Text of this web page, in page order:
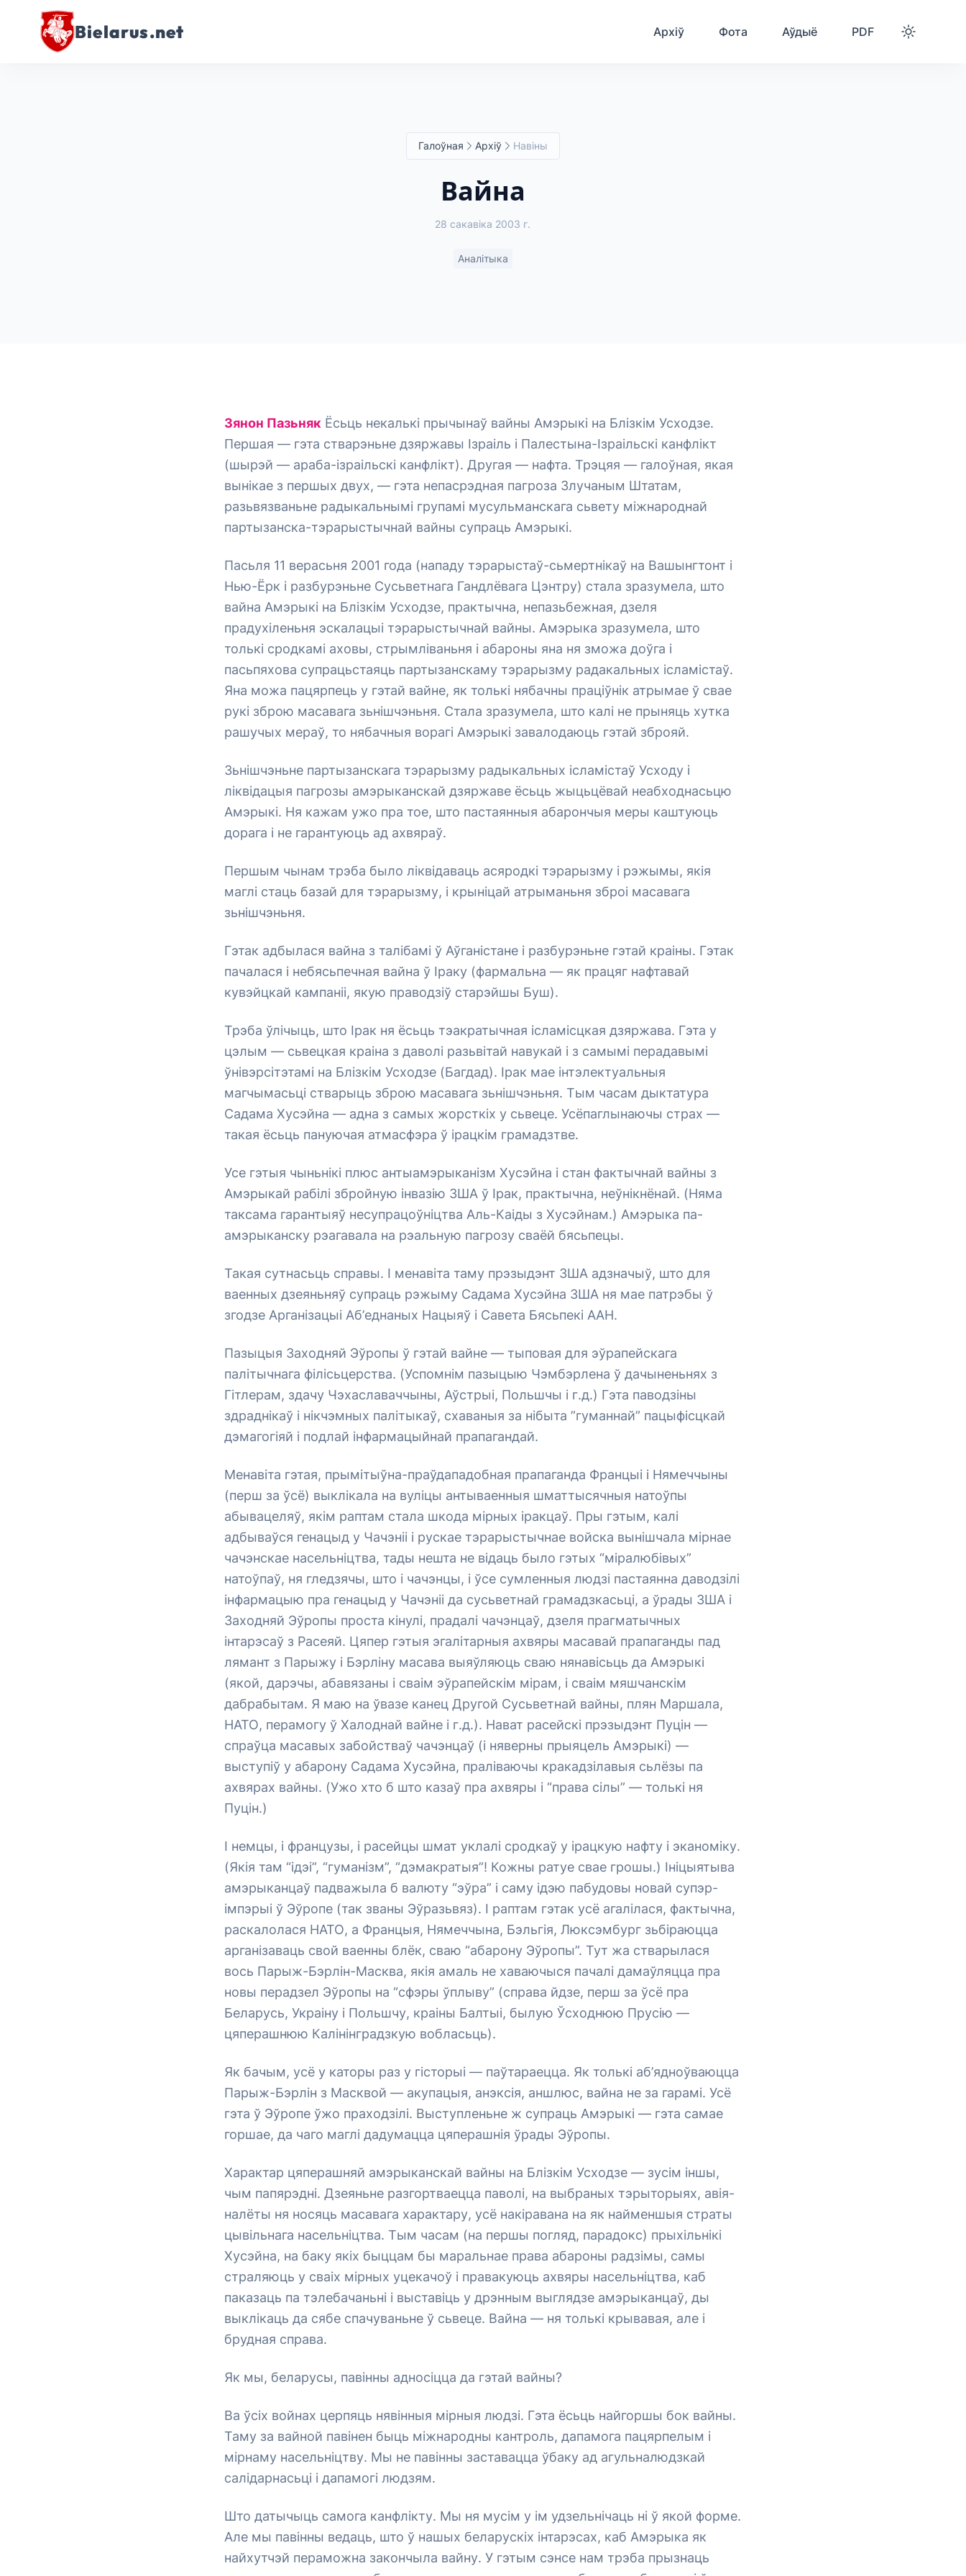
Bielarus.net Архіў Фота Аўдыё PDF
Галоўная Архіў Навіны
Вайна
28 сакавіка 2003 г.
Аналітыка
Зянон Пазьняк Ёсьць некалькі прычынаў вайны Амэрыкі на Блізкім Усходзе.
Першая — гэта стварэньне дзяржавы Ізраіль і Палестына-Ізраільскі канфлікт
(шырэй — араба-ізраільскі канфлікт). Другая — нафта. Трэцяя — галоўная, якая
вынікае з першых двух, — гэта непасрэдная пагроза Злучаным Штатам,
разьвязваньне радыкальнымі групамі мусульманскага сьвету міжнароднай
партызанска-тэрарыстычнай вайны супраць Амэрыкі.
Пасьля 11 верасьня 2001 года (нападу тэрарыстаў-сьмертнікаў на Вашынгтонт і
Нью-Ёрк і разбурэньне Сусьветнага Гандлёвага Цэнтру) стала зразумела, што
вайна Амэрыкі на Блізкім Усходзе, практычна, непазьбежная, дзеля
прадухіленьня эскалацыі тэрарыстычнай вайны. Амэрыка зразумела, што
толькі сродкамі аховы, стрымліваньня і абароны яна ня зможа доўга і
пасьпяхова супрацьстаяць партызанскаму тэрарызму радакальных ісламістаў.
Яна можа пацярпець у гэтай вайне, як толькі нябачны праціўнік атрымае ў свае
рукі зброю масавага зьнішчэньня. Стала зразумела, што калі не прыняць хутка
рашучых мераў, то нябачныя ворагі Амэрыкі завалодаюць гэтай зброяй.
Зьнішчэньне партызанскага тэрарызму радыкальных ісламістаў Усходу і
ліквідацыя пагрозы амэрыканскай дзяржаве ёсьць жыцьцёвай неабходнасьцю
Амэрыкі. Ня кажам ужо пра тое, што пастаянныя абарончыя меры каштуюць
дорага і не гарантуюць ад ахвяраў.
Першым чынам трэба было ліквідаваць асяродкі тэрарызму і рэжымы, якія
маглі стаць базай для тэрарызму, і крыніцай атрыманьня зброі масавага
зьнішчэньня.
Гэтак адбылася вайна з талібамі ў Аўганістане і разбурэньне гэтай краіны. Гэтак
пачалася і небясьпечная вайна ў Іраку (фармальна — як працяг нафтавай
кувэйцкай кампаніі, якую праводзіў старэйшы Буш).
Трэба ўлічыць, што Ірак ня ёсьць тэакратычная ісламісцкая дзяржава. Гэта у
цэлым — сьвецкая краіна з даволі разьвітай навукай і з самымі перадавымі
ўнівэрсітэтамі на Блізкім Усходзе (Багдад). Ірак мае інтэлектуальныя
магчымасьці стварыць зброю масавага зьнішчэньня. Тым часам дыктатура
Садама Хусэйна — адна з самых жорсткіх у сьвеце. Усёпаглынаючы страх —
такая ёсьць пануючая атмасфэра ў ірацкім грамадзтве.
Усе гэтыя чыньнікі плюс антыамэрыканізм Хусэйна і стан фактычнай вайны з
Амэрыкай рабілі збройную інвазію ЗША ў Ірак, практычна, неўнікнёнай. (Няма
таксама гарантыяў несупрацоўніцтва Аль-Каіды з Хусэйнам.) Амэрыка па-
амэрыканску рэагавала на рэальную пагрозу сваёй бясьпецы.
Такая сутнасьць справы. І менавіта таму прэзыдэнт ЗША адзначыў, што для
ваенных дзеяньняў супраць рэжыму Садама Хусэйна ЗША ня мае патрэбы ў
згодзе Арганізацыі Аб’еднаных Нацыяў і Савета Бясьпекі ААН.
Пазыцыя Заходняй Эўропы ў гэтай вайне — тыповая для эўрапейскага
палітычнага філісьцерства. (Успомнім пазыцыю Чэмбэрлена ў дачыненьнях з
Гітлерам, здачу Чэхаславаччыны, Аўстрыі, Польшчы і г.д.) Гэта паводзіны
здраднікаў і нікчэмных палітыкаў, схаваныя за нібыта ”гуманнай” пацыфісцкай
дэмагогіяй і подлай інфармацыйнай прапагандай.
Менавіта гэтая, прымітыўна-праўдападобная прапаганда Францыі і Нямеччыны
(перш за ўсё) выклікала на вуліцы антываенныя шматтысячныя натоўпы
абывацеляў, якім раптам стала шкода мірных іракцаў. Пры гэтым, калі
адбываўся генацыд у Чачэніі і рускае тэрарыстычнае войска вынішчала мірнае
чачэнскае насельніцтва, тады нешта не відаць было гэтых “міралюбівых”
натоўпаў, ня гледзячы, што і чачэнцы, і ўсе сумленныя людзі пастаянна даводзілі
інфармацыю пра генацыд у Чачэніі да сусьветнай грамадзкасьці, а ўрады ЗША і
Заходняй Эўропы проста кінулі, прадалі чачэнцаў, дзеля прагматычных
інтарэсаў з Расеяй. Цяпер гэтыя эгалітарныя ахвяры масавай прапаганды пад
лямант з Парыжу і Бэрліну масава выяўляюць сваю нянавісьць да Амэрыкі
(якой, дарэчы, абавязаны і сваім эўрапейскім мірам, і сваім мяшчанскім
дабрабытам. Я маю на ўвазе канец Другой Сусьветнай вайны, плян Маршала,
НАТО, перамогу ў Халоднай вайне і г.д.). Нават расейскі прэзыдэнт Пуцін —
спраўца масавых забойстваў чачэнцаў (і няверны прыяцель Амэрыкі) —
выступіў у абарону Садама Хусэйна, праліваючы кракадзілавыя сьлёзы па
ахвярах вайны. (Ужо хто б што казаў пра ахвяры і “права сілы” — толькі ня
Пуцін.)
І немцы, і французы, і расейцы шмат уклалі сродкаў у ірацкую нафту і эканоміку.
(Якія там “ідэі”, “гуманізм”, “дэмакратыя”! Кожны ратуе свае грошы.) Ініцыятыва
амэрыканцаў падважыла б валюту “эўра” і саму ідэю пабудовы новай супэр-
імпэрыі ў Эўропе (так званы Эўразьвяз). І раптам гэтак усё агалілася, фактычна,
раскалолася НАТО, а Францыя, Нямеччына, Бэльгія, Люксэмбург зьбіраюцца
арганізаваць свой ваенны блёк, сваю “абарону Эўропы”. Тут жа стварылася
вось Парыж-Бэрлін-Масква, якія амаль не хаваючыся пачалі дамаўляцца пра
новы перадзел Эўропы на “сфэры ўплыву” (справа йдзе, перш за ўсё пра
Беларусь, Украіну і Польшчу, краіны Балтыі, былую Ўсходнюю Прусію —
цяперашнюю Калінінградзкую вобласьць).
Як бачым, усё у каторы раз у гісторыі — паўтараецца. Як толькі аб’ядноўваюцца
Парыж-Бэрлін з Масквой — акупацыя, анэксія, аншлюс, вайна не за гарамі. Усё
гэта ў Эўропе ўжо праходзілі. Выступленьне ж супраць Амэрыкі — гэта самае
горшае, да чаго маглі дадумацца цяперашнія ўрады Эўропы.
Характар цяперашняй амэрыканскай вайны на Блізкім Усходзе — зусім іншы,
чым папярэдні. Дзеяньне разгортваецца паволі, на выбраных тэрыторыях, авія-
налёты ня носяць масавага характару, усё накіравана на як найменшыя страты
цывільнага насельніцтва. Тым часам (на першы погляд, парадокс) прыхільнікі
Хусэйна, на баку якіх быццам бы маральнае права абароны радзімы, самы
страляюць у сваіх мірных уцекачоў і правакуюць ахвяры насельніцтва, каб
паказаць па тэлебачаньні і выставіць у дрэнным выглядзе амэрыканцаў, ды
выклікаць да сябе спачуваньне ў сьвеце. Вайна — ня толькі крывавая, але і
брудная справа.
Як мы, беларусы, павінны адносіцца да гэтай вайны?
Ва ўсіх войнах церпяць нявінныя мірныя людзі. Гэта ёсьць найгоршы бок вайны.
Таму за вайной павінен быць міжнародны кантроль, дапамога пацярпелым і
мірнаму насельніцтву. Мы не павінны заставацца ўбаку ад агульналюдзкай
салідарнасьці і дапамогі людзям.
Што датычыць самога канфлікту. Мы ня мусім у ім удзельнічаць ні ў якой форме.
Але мы павінны ведаць, што ў нашых беларускіх інтарэсах, каб Амэрыка як
найхутчэй пераможна закончыла вайну. У гэтым сэнсе нам трэба прызнаць